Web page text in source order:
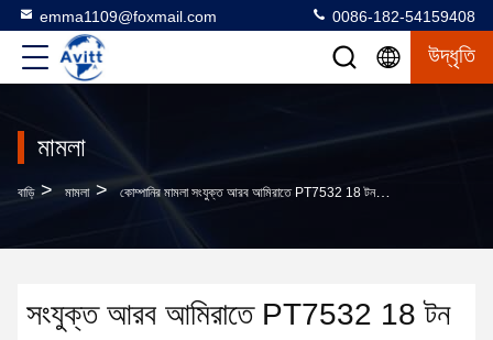
emma1109@foxmail.com 0086-182-54159408
উদ্ধৃতি
মামলা
বাড়ি > মামলা > কোম্পানির মামলা সংযুক্ত আরব আমিরাতে PT7532 18 টন টপলেস টাওয়ার ক্রেন
সংযুক্ত আরব আমিরাতে PT7532 18 টন